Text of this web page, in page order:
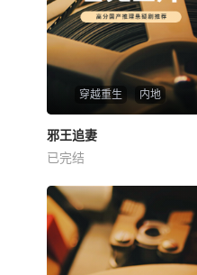
穿越重生 内地
邪王追妻
未知
邪王追妻
已完结